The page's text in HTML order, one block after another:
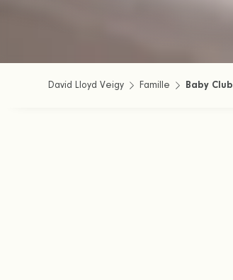
David Lloyd Veigy Famille Baby Club